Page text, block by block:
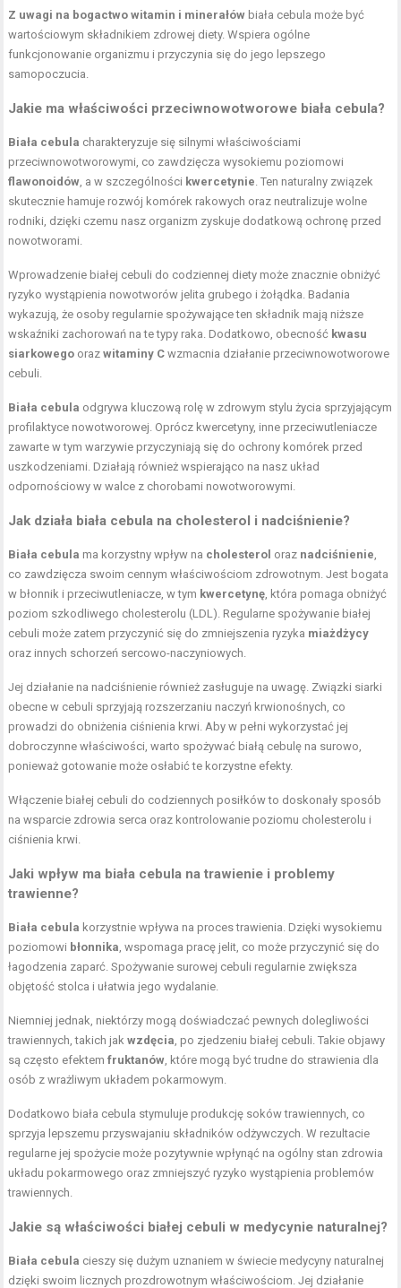
Z uwagi na bogactwo witamin i minerałów biała cebula może być
wartościowym składnikiem zdrowej diety. Wspiera ogólne
funkcjonowanie organizmu i przyczynia się do jego lepszego
samopoczucia.
Jakie ma właściwości przeciwnowotworowe biała cebula?
Biała cebula charakteryzuje się silnymi właściwościami
przeciwnowotworowymi, co zawdzięcza wysokiemu poziomowi
flawonoidów, a w szczególności kwercetynie. Ten naturalny związek
skutecznie hamuje rozwój komórek rakowych oraz neutralizuje wolne
rodniki, dzięki czemu nasz organizm zyskuje dodatkową ochronę przed
nowotworami.
Wprowadzenie białej cebuli do codziennej diety może znacznie obniżyć
ryzyko wystąpienia nowotworów jelita grubego i żołądka. Badania
wykazują, że osoby regularnie spożywające ten składnik mają niższe
wskaźniki zachorowań na te typy raka. Dodatkowo, obecność kwasu
siarkowego orazwitaminy C wzmacnia działanie przeciwnowotworowe
cebuli.
Biała cebula odgrywa kluczową rolę w zdrowym stylu życia sprzyjającym
profilaktyce nowotworowej. Oprócz kwercetyny, inne przeciwutleniacze
zawarte w tym warzywie przyczyniają się do ochrony komórek przed
uszkodzeniami. Działają również wspierająco na nasz układ
odpornościowy w walce z chorobami nowotworowymi.
Jak działa biała cebula na cholesterol i nadciśnienie?
Biała cebula ma korzystny wpływ na cholesterol oraz nadciśnienie,
co zawdzięcza swoim cennym właściwościom zdrowotnym. Jest bogata
w błonnik i przeciwutleniacze, w tym kwercetynę, która pomaga obniżyć
poziom szkodliwego cholesterolu (LDL). Regularne spożywanie białej
cebuli może zatem przyczynić się do zmniejszenia ryzyka miażdżycy
oraz innych schorzeń sercowo-naczyniowych.
Jej działanie na nadciśnienie również zasługuje na uwagę. Związki siarki
obecne w cebuli sprzyjają rozszerzaniu naczyń krwionośnych, co
prowadzi do obniżenia ciśnienia krwi. Aby w pełni wykorzystać jej
dobroczynne właściwości, warto spożywać białą cebulę na surowo,
ponieważ gotowanie może osłabić te korzystne efekty.
Włączenie białej cebuli do codziennych posiłków to doskonały sposób
na wsparcie zdrowia serca oraz kontrolowanie poziomu cholesterolu i
ciśnienia krwi.
Jaki wpływ ma biała cebula na trawienie i problemy
trawienne?
Biała cebula korzystnie wpływa na proces trawienia. Dzięki wysokiemu
poziomowi błonnika, wspomaga pracę jelit, co może przyczynić się do
łagodzenia zaparć. Spożywanie surowej cebuli regularnie zwiększa
objętość stolca i ułatwia jego wydalanie.
Niemniej jednak, niektórzy mogą doświadczać pewnych dolegliwości
trawiennych, takich jakwzdęcia, po zjedzeniu białej cebuli. Takie objawy
są często efektemfruktanów, które mogą być trudne do strawienia dla
osób z wrażliwym układem pokarmowym.
Dodatkowo biała cebula stymuluje produkcję soków trawiennych, co
sprzyja lepszemu przyswajaniu składników odżywczych. W rezultacie
regularne jej spożycie może pozytywnie wpłynąć na ogólny stan zdrowia
układu pokarmowego oraz zmniejszyć ryzyko wystąpienia problemów
trawiennych.
Jakie są właściwości białej cebuli w medycynie naturalnej?
Biała cebula cieszy się dużym uznaniem w świecie medycyny naturalnej
dzięki swoim licznych prozdrowotnym właściwościom. Jej działanie